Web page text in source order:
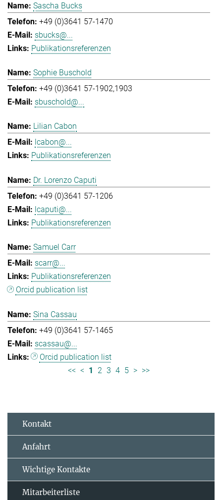
Sascha Bucks
+49 (0)3641 57-1470
sbucks@...
Publikationsreferenzen
Sophie Buschold
+49 (0)3641 57-1902,1903
sbuschold@...
Lilian Cabon
lcabon@...
Publikationsreferenzen
Dr. Lorenzo Caputi
+49 (0)3641 57-1206
lcaputi@...
Publikationsreferenzen
Samuel Carr
scarr@...
Publikationsreferenzen
Orcid publication list
Sina Cassau
+49 (0)3641 57-1465
scassau@...
Orcid publication list
<< < 1 2 3 4 5 > >>
Kontakt
Anfahrt
Wichtige Kontakte
Mitarbeiterliste